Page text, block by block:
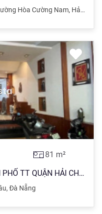
Hòa Cường Nam, Hải Châu
81 m²
BÁN NHÀ 3 TẦNG - MẶT TIỀN PHỐ TT QUẬN HẢI CHAU -TP ĐÀ NẴNG.. ĐT: 0766 515 ***
, Đà Nẵng